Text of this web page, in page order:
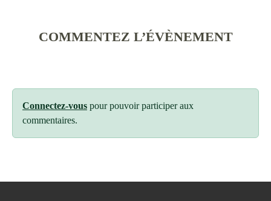
COMMENTEZ L’ÉVÈNEMENT
Connectez-vous pour pouvoir participer aux
commentaires.